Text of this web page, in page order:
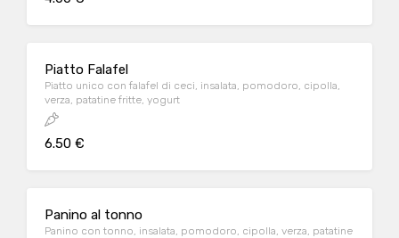
Piatto Falafel
Piatto unico con falafel di ceci, insalata, pomodoro, cipolla,
verza, patatine fritte, yogurt
6.50 €
Panino al tonno
Panino con tonno, insalata, pomodoro, cipolla, verza, patatine